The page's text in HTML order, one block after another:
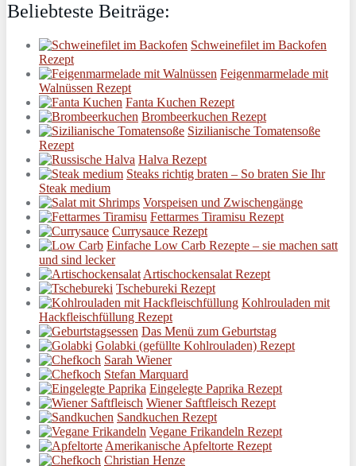
Beliebteste Beiträge:
Schweinefilet im Backofen
Rezept
Feigenmarmelade mit
Walnüssen Rezept
Fanta Kuchen Rezept
Brombeerkuchen Rezept
Sizilianische Tomatensoße
Rezept
Halva Rezept
Steaks richtig braten – So braten Sie Ihr
Steak medium
Vorspeisen und Zwischengänge
Fettarmes Tiramisu Rezept
Currysauce Rezept
Einfache Low Carb Rezepte – sie machen satt
und sind lecker
Artischockensalat Rezept
Tschebureki Rezept
Kohlrouladen mit
Hackfleischfüllung Rezept
Das Menü zum Geburtstag
Golabki (gefüllte Kohlrouladen) Rezept
Sarah Wiener
Stefan Marquard
Eingelegte Paprika Rezept
Wiener Saftfleisch Rezept
Sandkuchen Rezept
Vegane Frikandeln Rezept
Amerikanische Apfeltorte Rezept
Christian Henze